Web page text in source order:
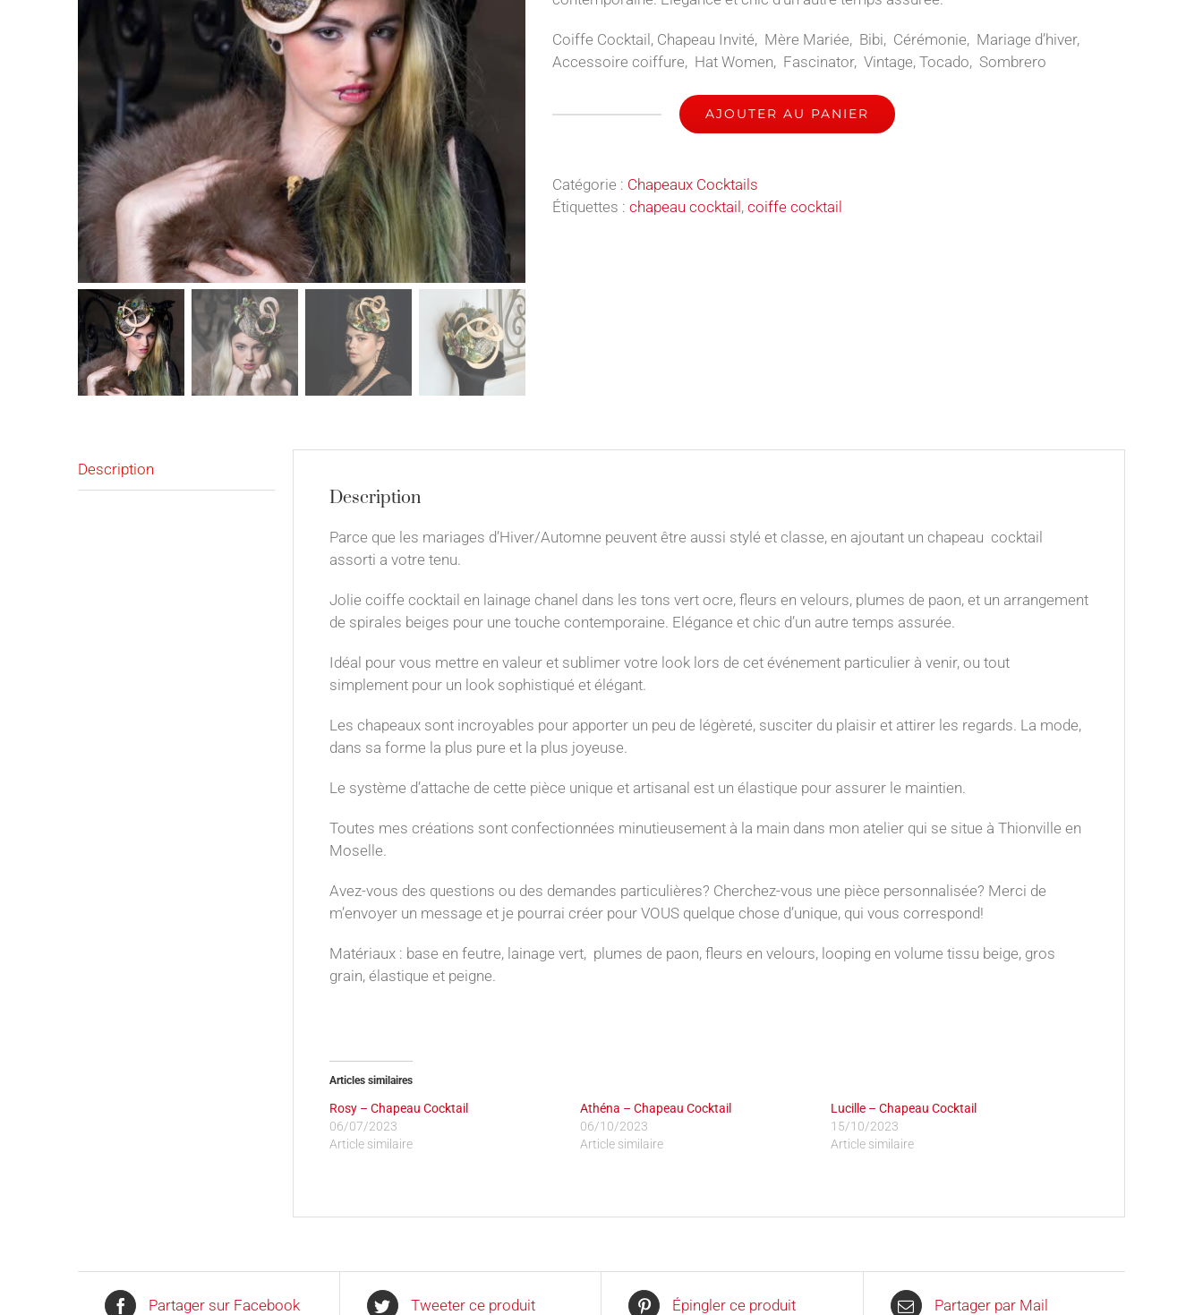
Coiffe Cocktail, Chapeau Invité, Mère Mariée, Bibi, Cérémonie, Mariage d’hiver,
Accessoire coiffure, Hat Women, Fascinator, Vintage, Tocado, Sombrero
-
Chapeau
AJOUTER AU PANIER
Catégorie : Chapeaux Cocktails
Étiquettes : chapeau cocktail, coiffe cocktail
Description
Description
Parce que les mariages d’Hiver/Automne peuvent être aussi stylé et classe, en ajoutant un chapeau cocktail
assorti a votre tenu.
Jolie coiffe cocktail en lainage chanel dans les tons vert ocre, fleurs en velours, plumes de paon, et un arrangement
de spirales beiges pour une touche contemporaine. Elégance et chic d’un autre temps assurée.
Idéal pour vous mettre en valeur et sublimer votre look lors de cet événement particulier à venir, ou tout
simplement pour un look sophistiqué et élégant.
Les chapeaux sont incroyables pour apporter un peu de légèreté, susciter du plaisir et attirer les regards. La mode,
dans sa forme la plus pure et la plus joyeuse.⁠
Le système d’attache de cette pièce unique et artisanal est un élastique pour assurer le maintien.
Toutes mes créations sont confectionnées minutieusement à la main dans mon atelier qui se situe à Thionville en
Moselle.
Avez-vous des questions ou des demandes particulières? Cherchez-vous une pièce personnalisée? Merci de
m’envoyer un message et je pourrai créer pour VOUS quelque chose d’unique, qui vous correspond!
Matériaux : base en feutre, lainage vert, plumes de paon, fleurs en velours, looping en volume tissu beige, gros
grain, élastique et peigne.
Articles similaires
Rosy – Chapeau Cocktail
06/07/2023
Article similaire
Athéna – Chapeau Cocktail
06/10/2023
Article similaire
Lucille – Chapeau Cocktail
15/10/2023
Article similaire
Partager sur Facebook Tweeter ce produit Épingler ce produit Partager par Mail